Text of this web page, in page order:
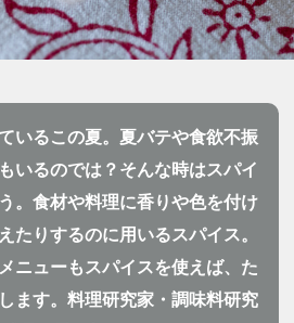
いるこの夏。夏バテや食欲不振
いるのでは？そんな時はスパイ
。食材や料理に香りや色を付け
たりするのに用いるスパイス。
ニューもスパイスを使えば、た
ます。料理研究家・調味料研究